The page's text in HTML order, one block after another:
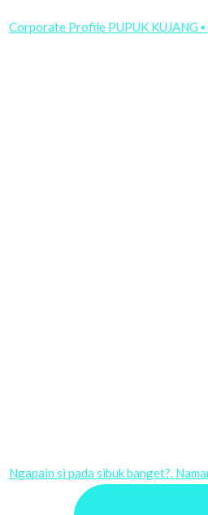
Corporate Profile PUPUK KUJANG ▪
Ngapain si pada sibuk banget?.